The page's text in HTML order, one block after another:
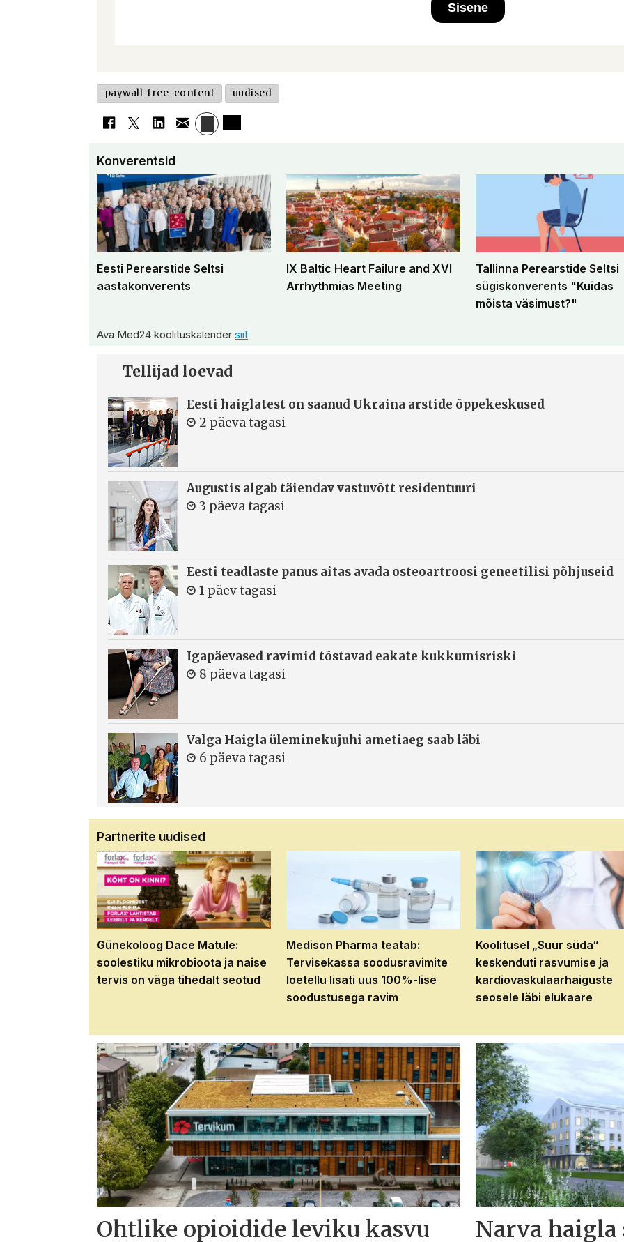
Sisene
paywall-free-content uudised
Konverentsid
Eesti Perearstide Seltsi
aastakonverents
IX Baltic Heart Failure and XVI
Arrhythmias Meeting
Tallinna Perearstide Seltsi
sügiskonverents "Kuidas
mõista väsimust?"
Ava Med24 koolituskalendersiit
Tellijad loevad
Eesti haiglatest on saanud Ukraina arstide õppekeskused
2 päeva tagasi
Augustis algab täiendav vastuvõtt residentuuri
3 päeva tagasi
Eesti teadlaste panus aitas avada osteoartroosi geneetilisi põhjuseid
1 päev tagasi
Igapäevased ravimid tõstavad eakate kukkumisriski
8 päeva tagasi
Valga Haigla üleminekujuhi ametiaeg saab läbi
6 päeva tagasi
Partnerite uudised
Günekoloog Dace Matule:
soolestiku mikrobioota ja naise
tervis on väga tihedalt seotud
Medison Pharma teatab:
Tervisekassa soodusravimite
loetellu lisati uus 100%-lise
soodustusega ravim
Koolitusel „Suur süda“
keskenduti rasvumise ja
kardiovaskulaarhaiguste
seosele läbi elukaare
Ohtlike opioidide leviku kasvu
Narva haigla